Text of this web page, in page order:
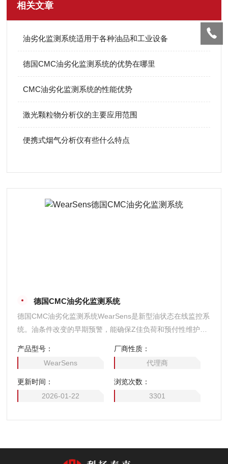
相关文章
油劣化监测系统适用于各种油品和工业设备
德国CMC油劣化监测系统的优势在哪里
CMC油劣化监测系统的性能优势
激光颗粒物分析仪的主要应用范围
便携式烟气分析仪有些什么特点
德国CMC油劣化监测系统
德国CMC油劣化监测系统WearSens是新型油状态在线监控系
统。油条件改变的早期预警，能确保Z佳负荷和预付性维护的
产品型号：
WearSens
厂商性质：
代理商
更新时间：
2026-01-22
浏览次数：
3301